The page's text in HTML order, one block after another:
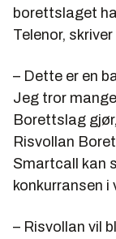
borettslaget
Telenor,
– Dette er en
Jeg tror
Borettslag
Risvollan
Smartcall kan
konkurransen i
– Risvollan vil